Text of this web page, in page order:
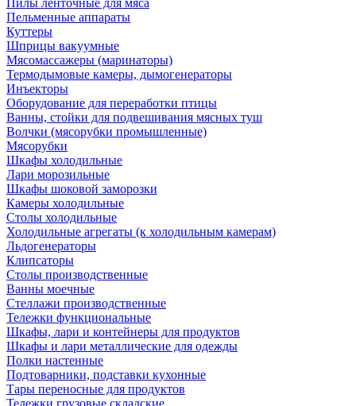
Пилы ленточные для мяса
Пельменные аппараты
Куттеры
Шприцы вакуумные
Мясомассажеры (маринаторы)
Термодымовые камеры, дымогенераторы
Инъекторы
Оборудование для переработки птицы
Ванны, стойки для подвешивания мясных туш
Волчки (мясорубки промышленные)
Мясорубки
Шкафы холодильные
Лари морозильные
Шкафы шоковой заморозки
Камеры холодильные
Столы холодильные
Холодильные агрегаты (к холодильным камерам)
Льдогенераторы
Клипсаторы
Столы производственные
Ванны моечные
Стеллажи производственные
Тележки функциональные
Шкафы, лари и контейнеры для продуктов
Шкафы и лари металлические для одежды
Полки настенные
Подтоварники, подставки кухонные
Тары переносные для продуктов
Тележки грузовые складские